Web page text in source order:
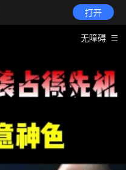
打开
无障碍